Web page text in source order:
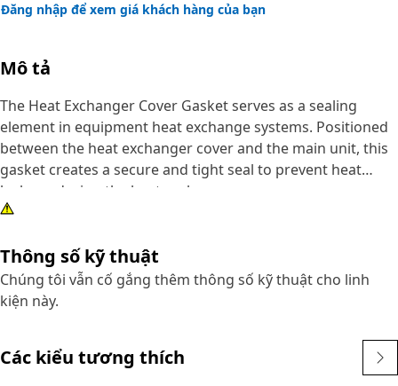
Đăng nhập để xem giá khách hàng của bạn
Mô tả
The Heat Exchanger Cover Gasket serves as a sealing
element in equipment heat exchange systems. Positioned
between the heat exchanger cover and the main unit, this
gasket creates a secure and tight seal to prevent heat
leakage during the heat exchange process.
• Build from resilient materials for long-lasting
performance.
• Designed for an exact fit, promoting a reliable and tight
• Facilitates proper maintenance of the heat exchanger
system.
Thông số kỹ thuật
Chúng tôi vẫn cố gắng thêm thông số kỹ thuật cho linh
kiện này.
Các kiểu tương thích